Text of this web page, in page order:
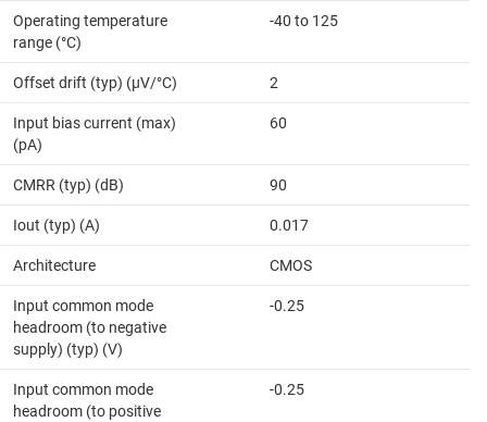
Operating temperature
range (°C)
-40 to 125
Offset drift (typ) (µV/°C) 2
Input bias current (max)
(pA)
60
CMRR (typ) (dB) 90
Iout (typ) (A) 0.017
Architecture CMOS
Input common mode
headroom (to negative
supply) (typ) (V)
-0.25
Input common mode
headroom (to positive
-0.25